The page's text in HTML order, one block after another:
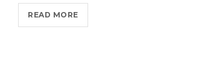
READ MOREDÉMO
DE